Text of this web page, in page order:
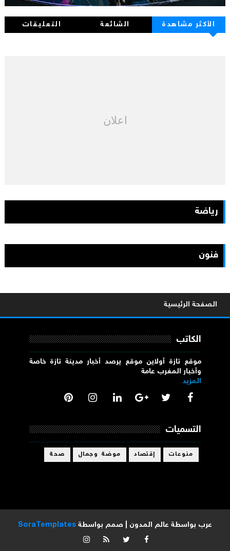
الأكثر مشاهدة الشائعة التعليقات
اعلان
رياضة
فنون
الصفحة الرئيسية
الكاتب
موقع تازة أولاين موقع يرصد أخبار مدينة تازة خاصة
وأخبار المغرب عامة
المزيد
التسميات
منوعات إقتصاد موضة وجمال صحة
عرب بواسطة عالم المدون | صمم بواسطة SoraTemplates